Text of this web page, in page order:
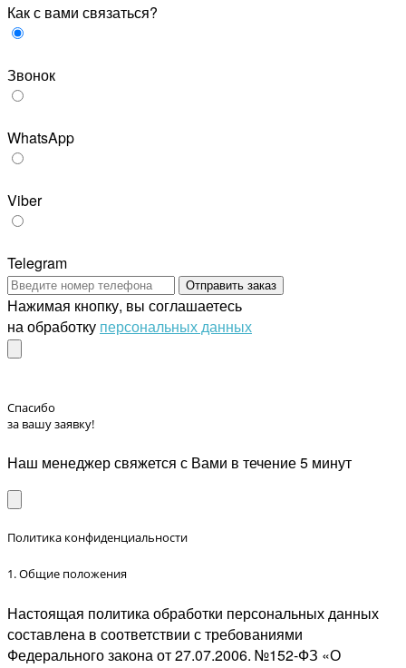
Как с вами связаться?
Звонок
WhatsApp
Viber
Telegram
Отправить заказ
Нажимая кнопку, вы соглашаетесь
на обработку персональных данных
Спасибо
за вашу заявку!
Наш менеджер свяжется с Вами в течение 5 минут
Политика конфиденциальности
1. Общие положения
Настоящая политика обработки персональных данных
составлена в соответствии с требованиями
Федерального закона от 27.07.2006. №152-ФЗ «О